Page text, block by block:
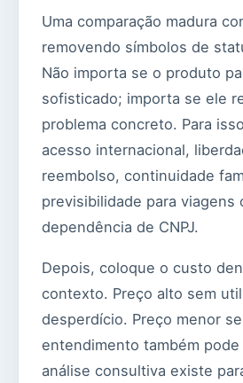
Uma comparação madura
removendo símbolos de
Não importa se o produto
sofisticado; importa se ele
problema concreto. Para
acesso internacional,
reembolso, continuidade
previsibilidade para viagens
dependência de CNPJ.
Depois, coloque o custo
contexto. Preço alto sem
desperdício. Preço menor
entendimento também
análise consultiva existe